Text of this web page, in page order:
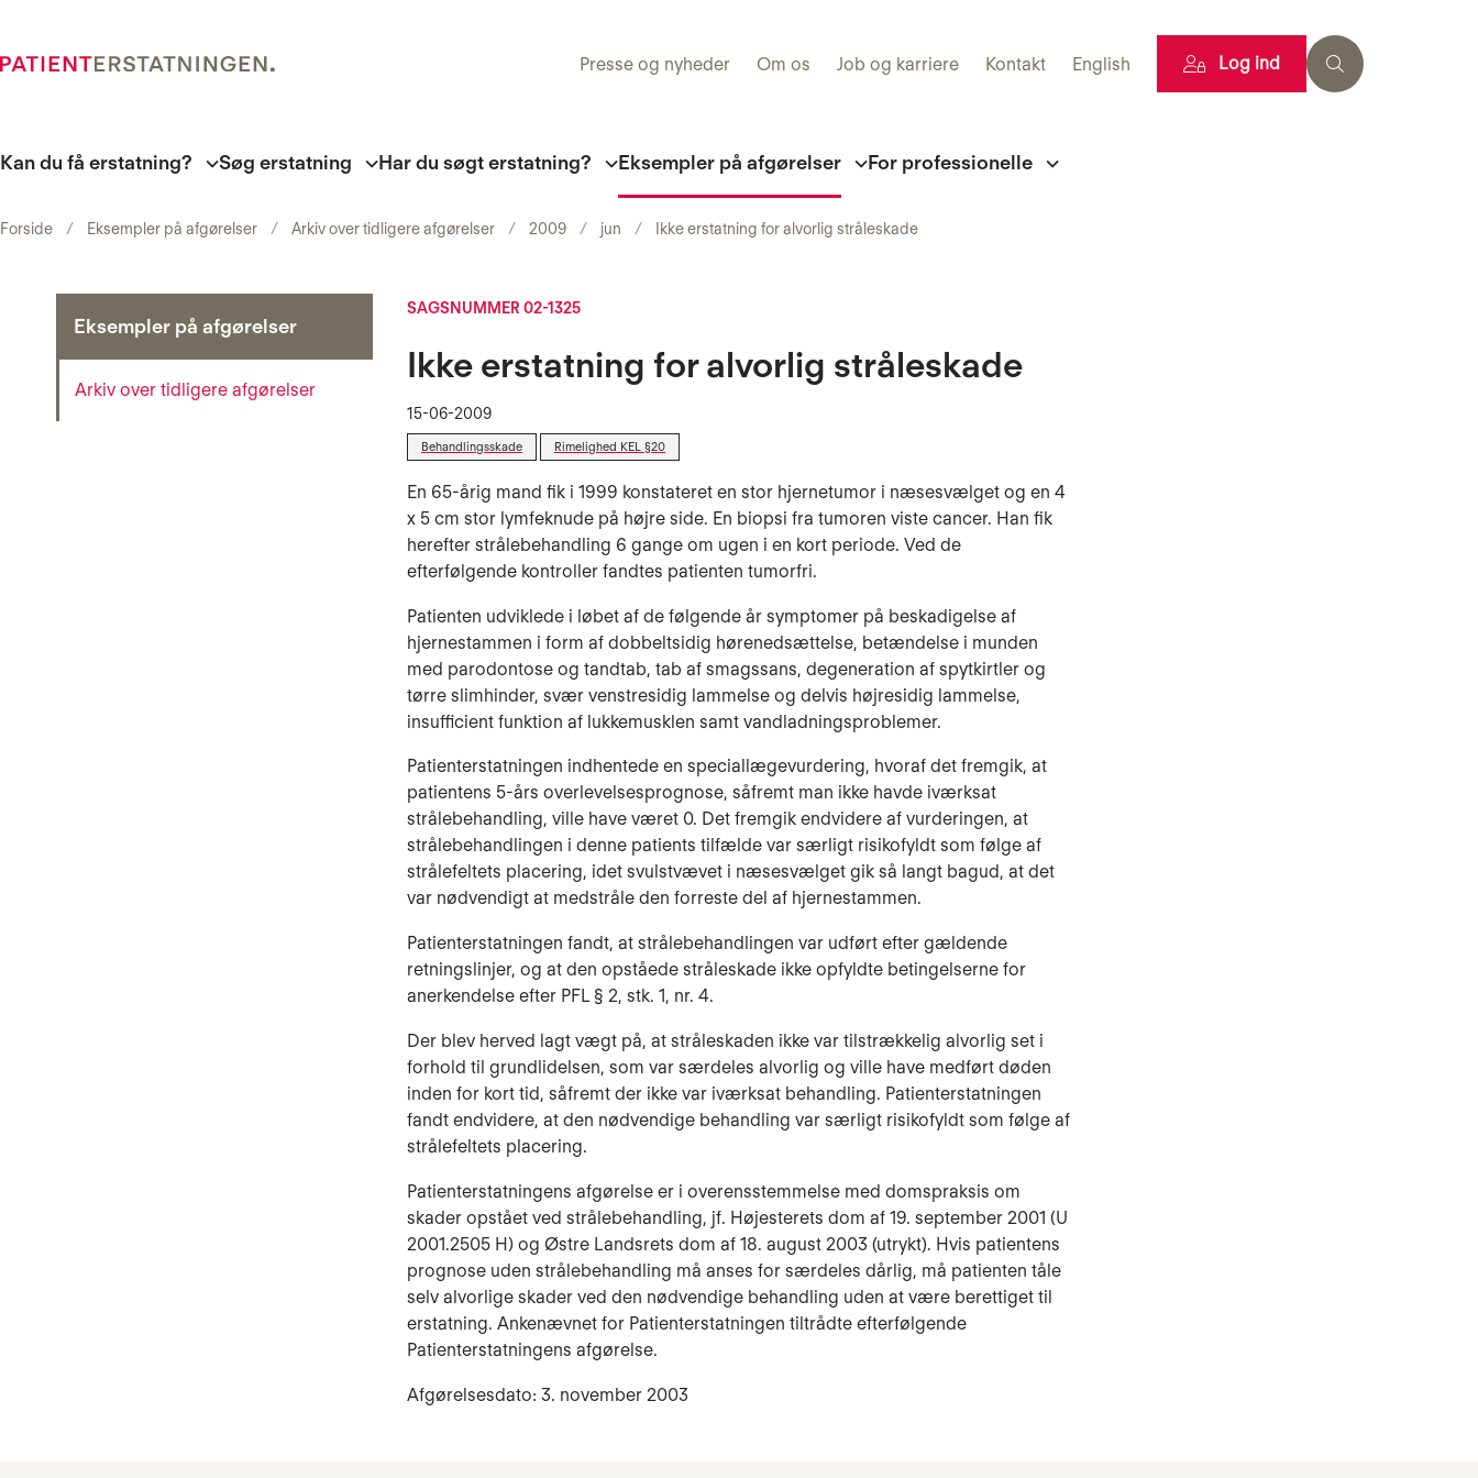
Presse og nyheder Om os Job og karriere Kontakt English Log ind
Kan du få erstatning? Søg erstatning Har du søgt erstatning? Eksempler på afgørelser For professionelle
Forside Eksempler på afgørelser Arkiv over tidligere afgørelser 2009 jun Ikke erstatning for alvorlig stråleskade
Eksempler på afgørelser
Arkiv over tidligere afgørelser
SAGSNUMMER 02-1325
Ikke erstatning for alvorlig stråleskade
15-06-2009
Behandlingsskade Rimelighed KEL §20
En 65-årig mand fik i 1999 konstateret en stor hjernetumor i næsesvælget og en 4
x 5 cm stor lymfeknude på højre side. En biopsi fra tumoren viste cancer. Han fik
herefter strålebehandling 6 gange om ugen i en kort periode. Ved de
efterfølgende kontroller fandtes patienten tumorfri.
Patienten udviklede i løbet af de følgende år symptomer på beskadigelse af
hjernestammen i form af dobbeltsidig hørenedsættelse, betændelse i munden
med parodontose og tandtab, tab af smagssans, degeneration af spytkirtler og
tørre slimhinder, svær venstresidig lammelse og delvis højresidig lammelse,
insufficient funktion af lukkemusklen samt vandladningsproblemer.
Patienterstatningen indhentede en speciallægevurdering, hvoraf det fremgik, at
patientens 5-års overlevelsesprognose, såfremt man ikke havde iværksat
strålebehandling, ville have været 0. Det fremgik endvidere af vurderingen, at
strålebehandlingen i denne patients tilfælde var særligt risikofyldt som følge af
strålefeltets placering, idet svulstvævet i næsesvælget gik så langt bagud, at det
var nødvendigt at medstråle den forreste del af hjernestammen.
Patienterstatningen fandt, at strålebehandlingen var udført efter gældende
retningslinjer, og at den opståede stråleskade ikke opfyldte betingelserne for
anerkendelse efter PFL § 2, stk. 1, nr. 4.
Der blev herved lagt vægt på, at stråleskaden ikke var tilstrækkelig alvorlig set i
forhold til grundlidelsen, som var særdeles alvorlig og ville have medført døden
inden for kort tid, såfremt der ikke var iværksat behandling. Patienterstatningen
fandt endvidere, at den nødvendige behandling var særligt risikofyldt som følge af
strålefeltets placering.
Patienterstatningens afgørelse er i overensstemmelse med domspraksis om
skader opstået ved strålebehandling, jf. Højesterets dom af 19. september 2001 (U
2001.2505 H) og Østre Landsrets dom af 18. august 2003 (utrykt). Hvis patientens
prognose uden strålebehandling må anses for særdeles dårlig, må patienten tåle
selv alvorlige skader ved den nødvendige behandling uden at være berettiget til
erstatning. Ankenævnet for Patienterstatningen tiltrådte efterfølgende
Patienterstatningens afgørelse.
Afgørelsesdato: 3. november 2003